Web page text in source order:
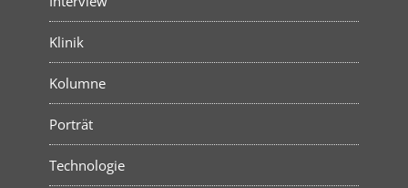
Klinik
Kolumne
Porträt
Technologie